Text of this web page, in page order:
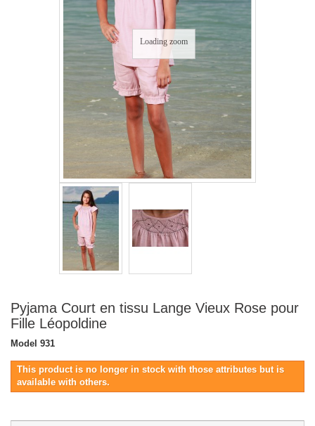
Loading zoom
Pyjama Court en tissu Lange Vieux Rose pour
Fille Léopoldine
Model 931
This product is no longer in stock with those attributes but is
available with others.